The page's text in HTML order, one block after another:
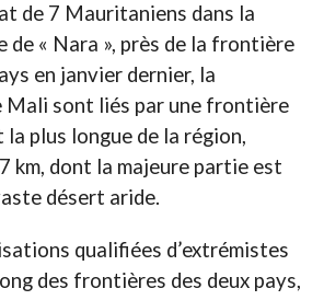
de 7 Mauritaniens dans la
de « Nara », près de la frontière
en janvier dernier, la
sont liés par une frontière
plus longue de la région,
km, dont la majeure partie est
désert aride.
qualifiées d’extrémistes
des frontières des deux pays,